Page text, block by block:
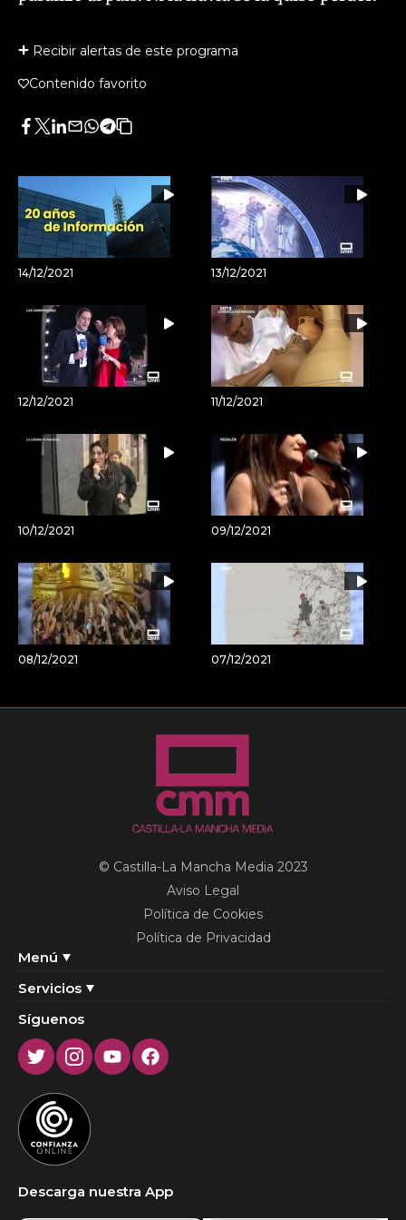
Recibir alertas de este programa
Contenido favorito
Facebook
Twitter
LinkedIn
Enviar
Whatsapp
Telegram
Copiar
artículo
14/12/2021 13/12/2021
12/12/2021 11/12/2021
10/12/2021 09/12/2021
08/12/2021 07/12/2021
Menú
Servicios
© Castilla-La Mancha Media 2023
Aviso Legal
Política de Cookies
Política de Privacidad
Síguenos
TwitterInstagram
YoutubeFacebook
Descarga nuestra App